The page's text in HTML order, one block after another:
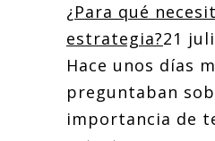
¿Para qué
estrategia?21
Hace unos días
preguntaban
importancia de